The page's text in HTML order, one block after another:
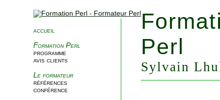
accueil
Formation Perl
programme
avis clients
Le formateur
références
conférence
Perl
Sylvain